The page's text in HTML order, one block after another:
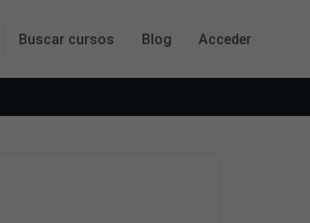
Buscar cursos Blog Acceder